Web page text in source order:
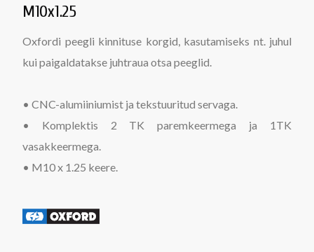
M10x1.25
Oxfordi peegli kinnituse korgid, kasutamiseks nt. juhul
kui paigaldatakse juhtraua otsa peeglid.
• CNC-alumiiniumist ja tekstuuritud servaga.
• Komplektis 2 TK paremkeermega ja 1TK
vasakkeermega.
• M10 x 1.25 keere.